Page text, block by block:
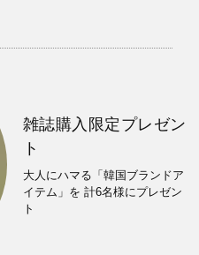
雑誌購入限定プレゼン
ト
大人にハマる「韓国ブランドア
イテム」を 計6名様にプレゼン
ト